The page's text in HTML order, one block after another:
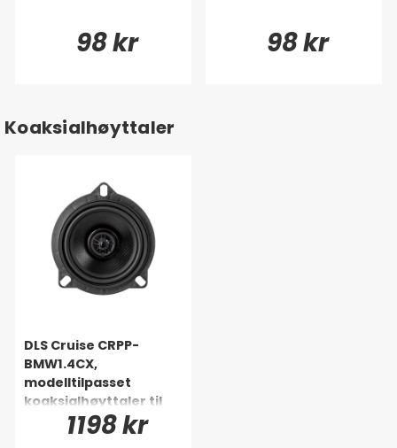
98 kr 98 kr
Koaksialhøyttaler
DLS Cruise CRPP-
BMW1.4CX,
modelltilpasset
koaksialhøyttaler til
1198 kr